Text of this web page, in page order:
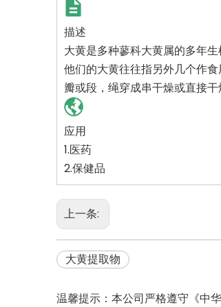
描述
大黄是多种蓼科大黄属的多年
他们的大黄往往指另外几个作
瓣或段，绳穿成串干燥或直接干
应用
1.医药
2.保健品
上一条:
大黄提取物
温馨提示：本公司严格遵守《中